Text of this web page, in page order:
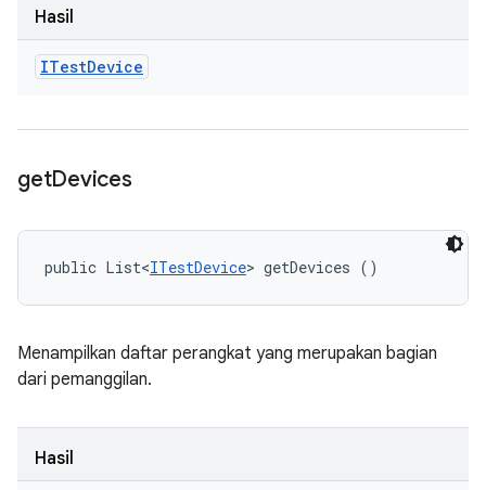
Hasil
ITestDevice
getDevices
public List<ITestDevice> getDevices ()
Menampilkan daftar perangkat yang merupakan bagian
dari pemanggilan.
Hasil